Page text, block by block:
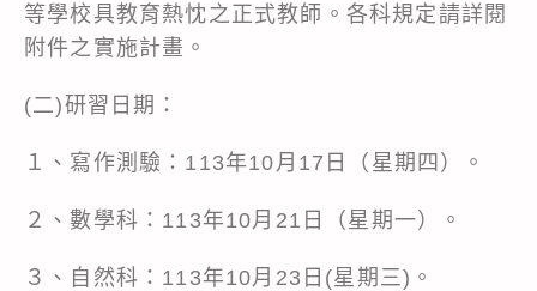
等學校具教育熱忱之正式教師。各科規定請詳閱
附件之實施計畫。
(二)研習日期：
１、寫作測驗：113年10月17日（星期四）。
２、數學科：113年10月21日（星期一）。
３、自然科：113年10月23日(星期三)。